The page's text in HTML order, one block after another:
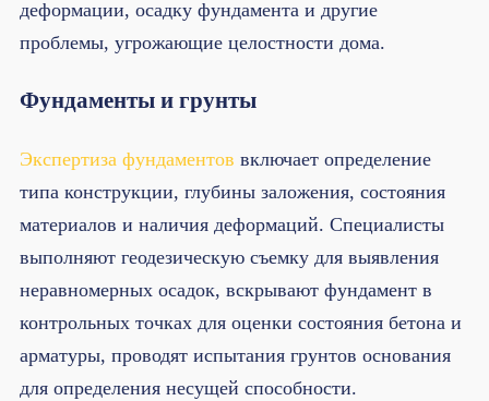
деформации, осадку фундамента и другие
проблемы, угрожающие целостности дома.
Фундаменты и грунты
Экспертиза фундаментов включает определение
типа конструкции, глубины заложения, состояния
материалов и наличия деформаций. Специалисты
выполняют геодезическую съемку для выявления
неравномерных осадок, вскрывают фундамент в
контрольных точках для оценки состояния бетона и
арматуры, проводят испытания грунтов основания
для определения несущей способности.